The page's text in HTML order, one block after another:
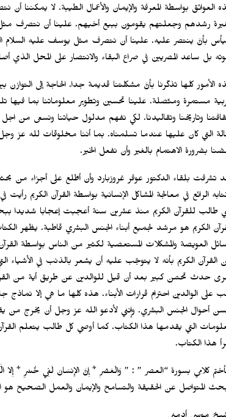
العوائق بواسطة المعرفة والإيمان والأعمال الطيبة. لا
رشدهم وجعلتهم يقومون ببيع أخيهم. علينا أن نتصرف
بأنَّ ينتصر عليه. علينا أن نتصرف مثل يوسف عليه
بل ساعد المصريين في صراع البقاء والانتصار على المحل الذي
الأمور كلها تذكّرنا بأنَّ مشكلتنا قديمة جدا. الحاجة إلى
مستمرة ومتّصلة. علينا تحسين وتطوير معلوماتنا بما فيها
وتاريخنا وتقاليدنا. لكي نفهم مدلول حياتنا ونسعى من
التي كان عليها عندما تسلمناه. بما أننا مخلوقات لله عز
بضرورة الاهتمام بالغير وأن نفعل الخير.
تشرفت بلقاء الدكتور عوفر غروزبارد وأن أطّلع على أجزاء
الرائع في معالجة المشاكل الإنسانية بواسطة القرآن الكريم
طالب للقرآن الكريم منذ عشرين سنة أعجبت إعجابا شديدا
الكريم هو مرشد لجميع أبناء الجنس البشري قاطبة. يظهر
العويصة والمشكلات المستعصية لكثير من الناس بواسطة
القرآن الكريم بأنه لا يتوجّب عليه أن يشعر بالذنب في
حدث تحسّن كبير بعد أن قيل للوالدين عن طريق أية من
على الوالدين احترام قرارات الأبناء. هذه كلها ما هي إلا
أحوال الجنس البشري. وإنني لأدعو الله عز وجل أن يخرج من
التي يقدمها هذا الكتاب. كما أوصي كل طالب يتعلم
هذا الكتاب.
كلامي بسورة “العصر ” : ” وَالْعَصْرِ * إِنَّ الإِنسَانَ لَفِي خُسْرٍ * إِلا
المتواصل عن الحقيقة والتسامح والإيمان والعمل الصحيح